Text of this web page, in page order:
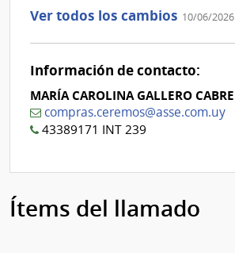
0
Ver todos los cambios 10/06/
Información de contacto:
MARÍA CAROLINA GALLERO
compras.ceremos@asse.com.uy
43389171 INT 239
Ítems del llamado